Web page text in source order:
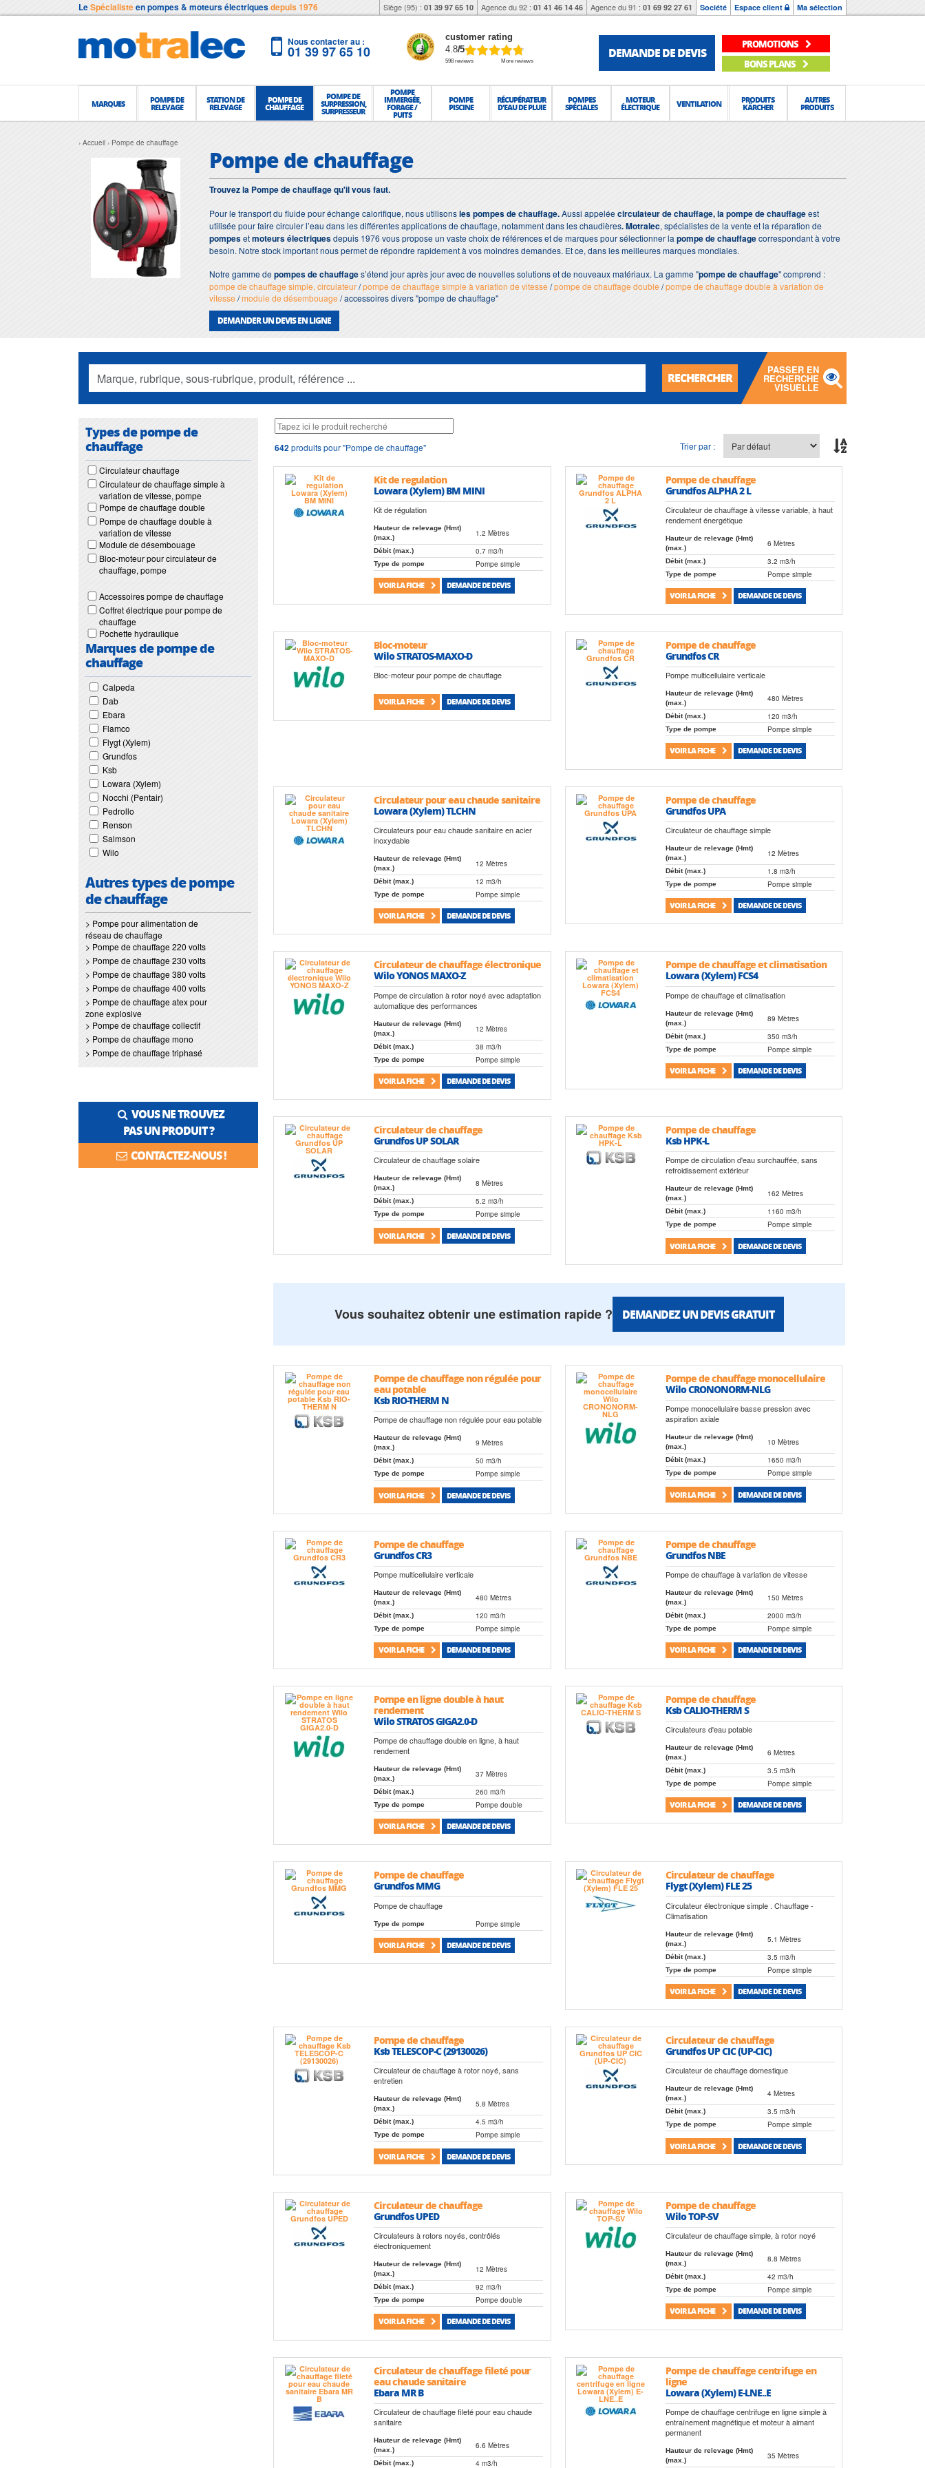
LeSpécialisteen pompes & moteurs électriquesdepuis 1976 Siège (95) : 01 39 97 65 10 Agence du 92 : 01 41 46 14 46 Agence du 91 : 01 69 92 27 61 Société Espace client Ma sélection
Nous contacter au :
01 39 97 65 10
customer rating
4.8/5
598 reviews More reviews
DEMANDE DE DEVIS
PROMOTIONS
BONS PLANS
MARQUES POMPE DE
RELEVAGE
STATION DE
RELEVAGE
POMPE DE
CHAUFFAGE
POMPE DE
SURPRESSION,
SURPRESSEUR
POMPE
IMMERGÉE,
FORAGE /
PUITS
POMPE
PISCINE
RÉCUPÉRATEUR
D'EAU DE PLUIE
POMPES
SPÉCIALES
MOTEUR
ÉLECTRIQUE VENTILATION PRODUITS
KÄRCHER
AUTRES
PRODUITS
Accueil Pompe de chauffage
Pompe de chauffage
Trouvez la Pompe de chauffage qu'il vous faut.
Pour le transport du fluide pour échange calorifique, nous utilisonsles pompes de chauffage.Aussi appeléecirculateur de chauffage, la pompe de chauffageest
utilisée pour faire circuler l’eau dans les différentes applications de chauffage, notamment dans les chaudières.Motralec, spécialistes de la vente et la réparation de
pompesetmoteurs électriquesdepuis 1976 vous propose un vaste choix de références et de marques pour sélectionner la pompe de chauffagecorrespondant à votre
besoin. Notre stock important nous permet de répondre rapidement à vos moindres demandes. Et ce, dans les meilleures marques mondiales.
Notre gamme depompes de chauffages’étend jour après jour avec de nouvelles solutions et de nouveaux matériaux. La gamme "pompe de chauffage" comprend :
pompe de chauffage simple, circulateur/pompe de chauffage simple à variation de vitesse /pompe de chauffage double /pompe de chauffage double à variation de
vitesse /module de désembouage / accessoires divers "pompe de chauffage"
DEMANDER UN DEVIS EN LIGNE
RECHERCHER
PASSER EN
RECHERCHE
VISUELLE
Types de pompe de
chauffage
Circulateur chauffage
Circulateur de chauffage simple à
variation de vitesse, pompe
Pompe de chauffage double
Pompe de chauffage double à
variation de vitesse
Module de désembouage
Bloc-moteur pour circulateur de
chauffage, pompe
Accessoires pompe de chauffage
Coffret électrique pour pompe de
chauffage
Pochette hydraulique
Marques de pompe de
chauffage
Calpeda
Dab
Ebara
Flamco
Flygt (Xylem)
Grundfos
Ksb
Lowara (Xylem)
Nocchi (Pentair)
Pedrollo
Renson
Salmson
Wilo
Autres types de pompe
de chauffage
> Pompe pour alimentation de
réseau de chauffage
> Pompe de chauffage 220 volts
> Pompe de chauffage 230 volts
> Pompe de chauffage 380 volts
> Pompe de chauffage 400 volts
> Pompe de chauffage atex pour
zone explosive
> Pompe de chauffage collectif
> Pompe de chauffage mono
> Pompe de chauffage triphasé
VOUS NE TROUVEZ
PAS UN PRODUIT ?
CONTACTEZ-NOUS !
642produits pour "Pompe de chauffage" Trier par :
Kit de regulation
Lowara (Xylem) BM MINI
Kit de régulation
Hauteur de relevage (Hmt)
(max.)
1.2 Mètres
Débit (max.) 0.7 m3/h
Type de pompe Pompe simple
VOIR LA FICHE DEMANDE DE DEVIS
Pompe de chauffage
Grundfos ALPHA 2 L
Circulateur de chauffage à vitesse variable, à haut
rendement énergétique
Hauteur de relevage (Hmt)
(max.)
6 Mètres
Débit (max.) 3.2 m3/h
Type de pompe Pompe simple
VOIR LA FICHE DEMANDE DE DEVIS
Bloc-moteur
Wilo STRATOS-MAXO-D
Bloc-moteur pour pompe de chauffage
VOIR LA FICHE DEMANDE DE DEVIS
Pompe de chauffage
Grundfos CR
Pompe multicellulaire verticale
Hauteur de relevage (Hmt)
(max.)
480 Mètres
Débit (max.) 120 m3/h
Type de pompe Pompe simple
VOIR LA FICHE DEMANDE DE DEVIS
Circulateur pour eau chaude sanitaire
Lowara (Xylem) TLCHN
Circulateurs pour eau chaude sanitaire en acier
inoxydable
Hauteur de relevage (Hmt)
(max.)
12 Mètres
Débit (max.) 12 m3/h
Type de pompe Pompe simple
VOIR LA FICHE DEMANDE DE DEVIS
Pompe de chauffage
Grundfos UPA
Circulateur de chauffage simple
Hauteur de relevage (Hmt)
(max.)
12 Mètres
Débit (max.) 1.8 m3/h
Type de pompe Pompe simple
VOIR LA FICHE DEMANDE DE DEVIS
Circulateur de chauffage électronique
Wilo YONOS MAXO-Z
Pompe de circulation à rotor noyé avec adaptation
automatique des performances
Hauteur de relevage (Hmt)
(max.)
12 Mètres
Débit (max.) 38 m3/h
Type de pompe Pompe simple
VOIR LA FICHE DEMANDE DE DEVIS
Pompe de chauffage et climatisation
Lowara (Xylem) FCS4
Pompe de chauffage et climatisation
Hauteur de relevage (Hmt)
(max.)
89 Mètres
Débit (max.) 350 m3/h
Type de pompe Pompe simple
VOIR LA FICHE DEMANDE DE DEVIS
Circulateur de chauffage
Grundfos UP SOLAR
Circulateur de chauffage solaire
Hauteur de relevage (Hmt)
(max.)
8 Mètres
Débit (max.) 5.2 m3/h
Type de pompe Pompe simple
VOIR LA FICHE DEMANDE DE DEVIS
Pompe de chauffage
Ksb HPK-L
Pompe de circulation d'eau surchauffée, sans
refroidissement extérieur
Hauteur de relevage (Hmt)
(max.)
162 Mètres
Débit (max.) 1160 m3/h
Type de pompe Pompe simple
VOIR LA FICHE DEMANDE DE DEVIS
Vous souhaitez obtenir une estimation rapide ? DEMANDEZ UN DEVIS GRATUIT
Pompe de chauffage non régulée pour
eau potable
Ksb RIO-THERM N
Pompe de chauffage non régulée pour eau potable
Hauteur de relevage (Hmt)
(max.)
9 Mètres
Débit (max.) 50 m3/h
Type de pompe Pompe simple
VOIR LA FICHE DEMANDE DE DEVIS
Pompe de chauffage monocellulaire
Wilo CRONONORM-NLG
Pompe monocellulaire basse pression avec
aspiration axiale
Hauteur de relevage (Hmt)
(max.)
10 Mètres
Débit (max.) 1650 m3/h
Type de pompe Pompe simple
VOIR LA FICHE DEMANDE DE DEVIS
Pompe de chauffage
Grundfos CR3
Pompe multicellulaire verticale
Hauteur de relevage (Hmt)
(max.)
480 Mètres
Débit (max.) 120 m3/h
Type de pompe Pompe simple
VOIR LA FICHE DEMANDE DE DEVIS
Pompe de chauffage
Grundfos NBE
Pompe de chauffage à variation de vitesse
Hauteur de relevage (Hmt)
(max.)
150 Mètres
Débit (max.) 2000 m3/h
Type de pompe Pompe simple
VOIR LA FICHE DEMANDE DE DEVIS
Pompe en ligne double à haut
rendement
Wilo STRATOS GIGA2.0-D
Pompe de chauffage double en ligne, à haut
rendement
Hauteur de relevage (Hmt)
(max.)
37 Mètres
Débit (max.) 260 m3/h
Type de pompe Pompe double
VOIR LA FICHE DEMANDE DE DEVIS
Pompe de chauffage
Ksb CALIO-THERM S
Circulateurs d'eau potable
Hauteur de relevage (Hmt)
(max.)
6 Mètres
Débit (max.) 3.5 m3/h
Type de pompe Pompe simple
VOIR LA FICHE DEMANDE DE DEVIS
Pompe de chauffage
Grundfos MMG
Pompe de chauffage
Type de pompe Pompe simple
VOIR LA FICHE DEMANDE DE DEVIS
Circulateur de chauffage
Flygt (Xylem) FLE 25
Circulateur électronique simple . Chauffage -
Climatisation
Hauteur de relevage (Hmt)
(max.)
5.1 Mètres
Débit (max.) 3.5 m3/h
Type de pompe Pompe simple
VOIR LA FICHE DEMANDE DE DEVIS
Pompe de chauffage
Ksb TELESCOP-C (29130026)
Circulateur de chauffage à rotor noyé, sans
entretien
Hauteur de relevage (Hmt)
(max.)
5.8 Mètres
Débit (max.) 4.5 m3/h
Type de pompe Pompe simple
VOIR LA FICHE DEMANDE DE DEVIS
Circulateur de chauffage
Grundfos UP CIC (UP-CIC)
Circulateur de chauffage domestique
Hauteur de relevage (Hmt)
(max.)
4 Mètres
Débit (max.) 3.5 m3/h
Type de pompe Pompe simple
VOIR LA FICHE DEMANDE DE DEVIS
Circulateur de chauffage
Grundfos UPED
Circulateurs à rotors noyés, contrôlés
électroniquement
Hauteur de relevage (Hmt)
(max.)
12 Mètres
Débit (max.) 92 m3/h
Type de pompe Pompe double
VOIR LA FICHE DEMANDE DE DEVIS
Pompe de chauffage
Wilo TOP-SV
Circulateur de chauffage simple, à rotor noyé
Hauteur de relevage (Hmt)
(max.)
8.8 Mètres
Débit (max.) 42 m3/h
Type de pompe Pompe simple
VOIR LA FICHE DEMANDE DE DEVIS
Circulateur de chauffage fileté pour
eau chaude sanitaire
Ebara MR B
Circulateur de chauffage fileté pour eau chaude
sanitaire
Hauteur de relevage (Hmt)
(max.)
6.6 Mètres
Débit (max.) 4 m3/h
Pompe de chauffage centrifuge en
ligne
Lowara (Xylem) E-LNE..E
Pompe de chauffage centrifuge en ligne simple à
entraînement magnétique et moteur à aimant
permanent
Hauteur de relevage (Hmt)
(max.)
35 Mètres